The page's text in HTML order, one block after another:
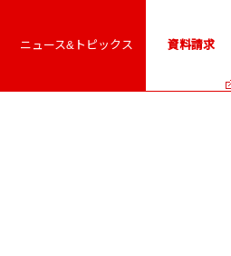
ニュース&トピックス 資料請求